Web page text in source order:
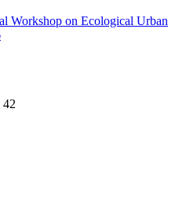
Workshop on Ecological Urban
42